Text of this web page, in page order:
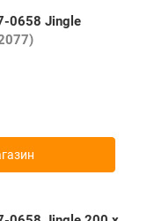
0658 Jingle